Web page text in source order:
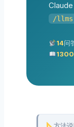
/
14问
1300